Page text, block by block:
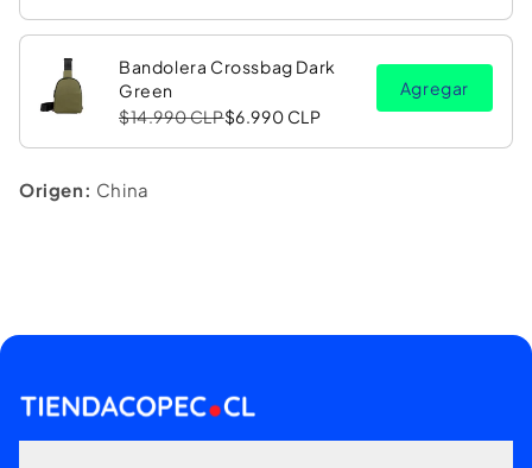
Bandolera Crossbag Dark
Green
$14.990 CLP$6.990 CLP
Agregar
Origen: China